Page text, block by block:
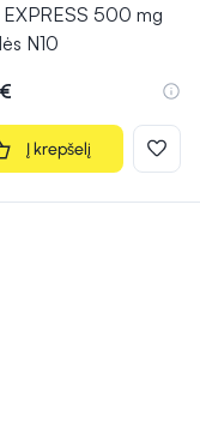
EXPRESS 500 mg
N10
Į krepšelį